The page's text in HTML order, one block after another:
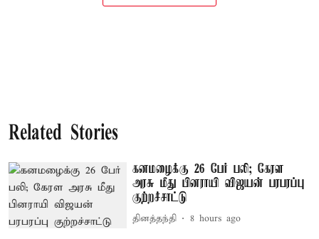
Related Stories
கனமழைக்கு 26 பேர் பலி; கேரள
அரசு மீது பினராயி விஜயன் பரபரப்பு
குற்றச்சாட்டு
தினத்தந்தி 8 hours ago